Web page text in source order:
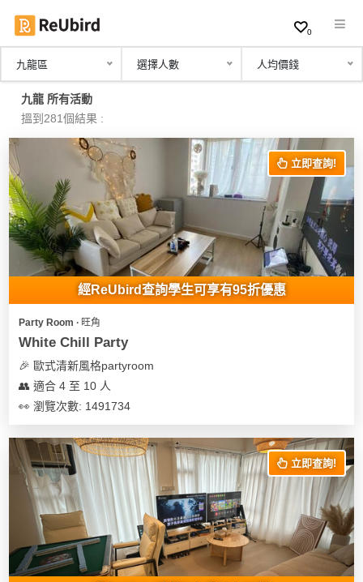
繁
中
EN
登
入
註
服
務
及
產
品
類
Party
Room
到
會
型
0
九龍區 選擇人數 人均價錢
九龍 所有活動
搵到281個結果 :
立即查詢!
經ReUbird查詢學生可享有95折優惠
Party Room ∙ 旺角
White Chill Party
🎉 歐式清新風格partyroom
👥 適合 4 至 10 人
👀 瀏覽次數: 1491734
立即查詢!